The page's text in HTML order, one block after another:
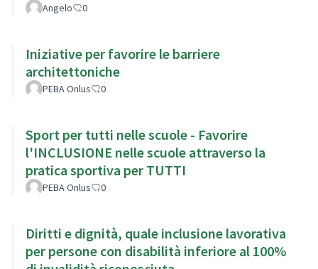
Angelo 0
Iniziative per favorire le barriere
architettoniche
PEBA Onlus 0
Sport per tutti nelle scuole - Favorire
l'INCLUSIONE nelle scuole attraverso la
pratica sportiva per TUTTI
PEBA Onlus 0
Diritti e dignità, quale inclusione lavorativa
per persone con disabilità inferiore al 100%